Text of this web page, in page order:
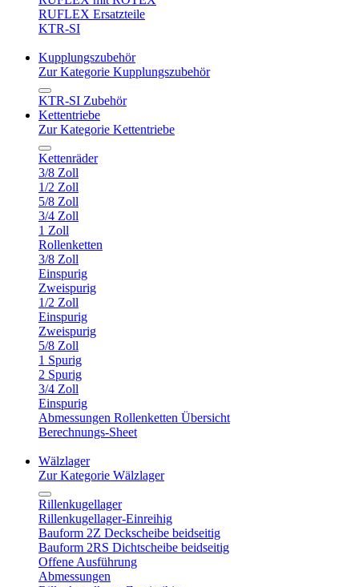
RUFLEX Ersatzteile
KTR-SI
Kupplungszubehör
Zur Kategorie Kupplungszubehör
KTR-SI Zubehör
Kettentriebe
Zur Kategorie Kettentriebe
Kettenräder
3/8 Zoll
1/2 Zoll
5/8 Zoll
3/4 Zoll
1 Zoll
Rollenketten
3/8 Zoll
Einspurig
Zweispurig
1/2 Zoll
Einspurig
Zweispurig
5/8 Zoll
1 Spurig
2 Spurig
3/4 Zoll
Einspurig
Abmessungen Rollenketten Übersicht
Berechnungs-Sheet
Wälzlager
Zur Kategorie Wälzlager
Rillenkugellager
Rillenkugellager-Einreihig
Bauform 2Z Deckscheibe beidseitig
Bauform 2RS Dichtscheibe beidseitig
Offene Ausführung
Abmessungen